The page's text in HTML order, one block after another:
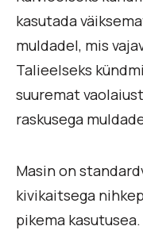
kasutada
muldadel, mis
Talieelseks
suuremat
raskusega
Masin on
kivikaitsega
pikema